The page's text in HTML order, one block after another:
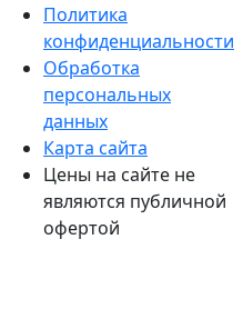
Политика
конфиденциальности
Обработка
персональных
данных
Карта сайта
Цены на сайте не
являются публичной
офертой